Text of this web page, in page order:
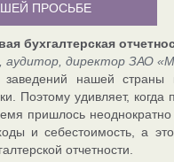
ПРОСЬБЕ
бухгалтерская
директор ЗАО
заведений нашей страны
Поэтому удивляет,
пришлось
и себестоимость, а
отчетности.